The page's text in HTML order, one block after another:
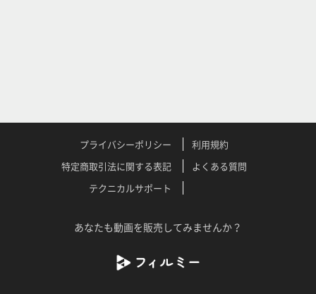
プライバシーポリシー
利用規約
特定商取引法に関する表記
よくある質問
テクニカルサポート
あなたも動画を販売してみませんか？